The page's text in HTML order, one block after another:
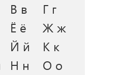
В в
Г г
Ё ё
Ж ж
Й й
К к
Н н
О о